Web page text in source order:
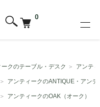
0
ークのテーブル・デスク ＞ アンテ
＞ アンティークのANTIQUE・アンテ
＞ アンティークのOAK（オーク）